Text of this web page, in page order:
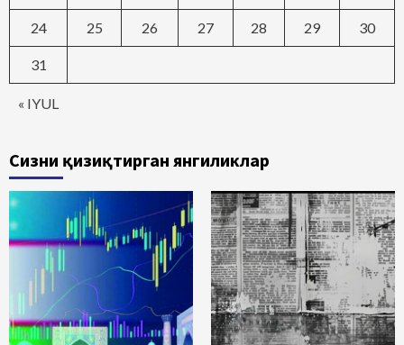
« IYUL
24 25 26 27 28 29 30
31
Сизни қизиқтирган янгиликлар